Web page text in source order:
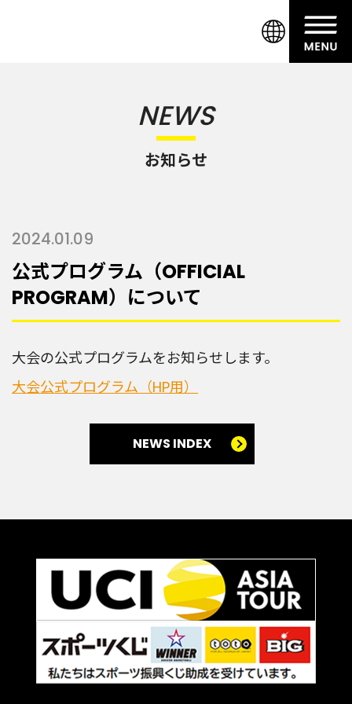
NEWS
お知らせ
2024.01.09
公式プログラム（OFFICIAL
PROGRAM）について
大会の公式プログラムをお知らせします。
大会公式プログラム（HP用）
NEWS INDEX